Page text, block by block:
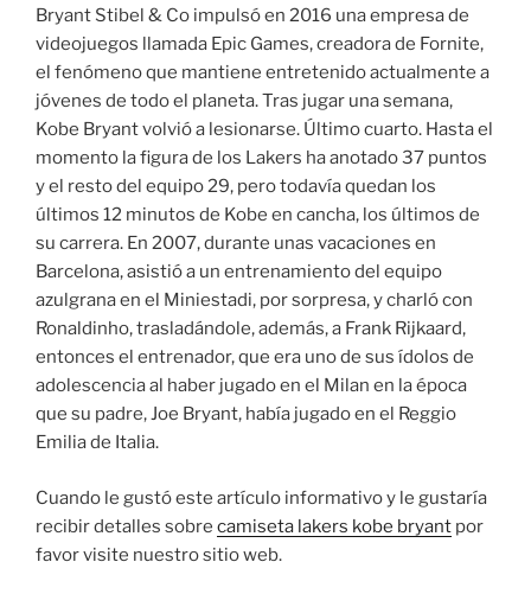
Bryant Stibel & Co impulsó en 2016 una empresa de
videojuegos llamada Epic Games, creadora de Fornite,
el fenómeno que mantiene entretenido actualmente a
jóvenes de todo el planeta. Tras jugar una semana,
Kobe Bryant volvió a lesionarse. Último cuarto. Hasta el
momento la figura de los Lakers ha anotado 37 puntos
y el resto del equipo 29, pero todavía quedan los
últimos 12 minutos de Kobe en cancha, los últimos de
su carrera. En 2007, durante unas vacaciones en
Barcelona, asistió a un entrenamiento del equipo
azulgrana en el Miniestadi, por sorpresa, y charló con
Ronaldinho, trasladándole, además, a Frank Rijkaard,
entonces el entrenador, que era uno de sus ídolos de
adolescencia al haber jugado en el Milan en la época
que su padre, Joe Bryant, había jugado en el Reggio
Emilia de Italia.
Cuando le gustó este artículo informativo y le gustaría
recibir detalles sobre camiseta lakers kobe bryant por
favor visite nuestro sitio web.